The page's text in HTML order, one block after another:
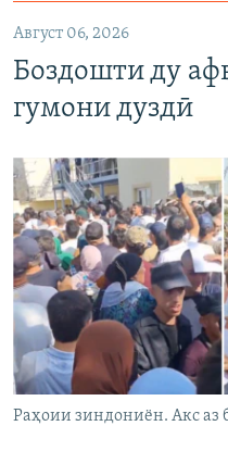
Август 06, 2026
Боздошти ду
гумони дуздӣ
Раҳоии зиндониён. Акс аз